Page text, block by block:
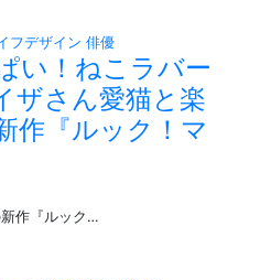
フデザイン 俳優
い！ねこラバー
ザさん愛猫と楽
作『ルック！マ
作『ルック…